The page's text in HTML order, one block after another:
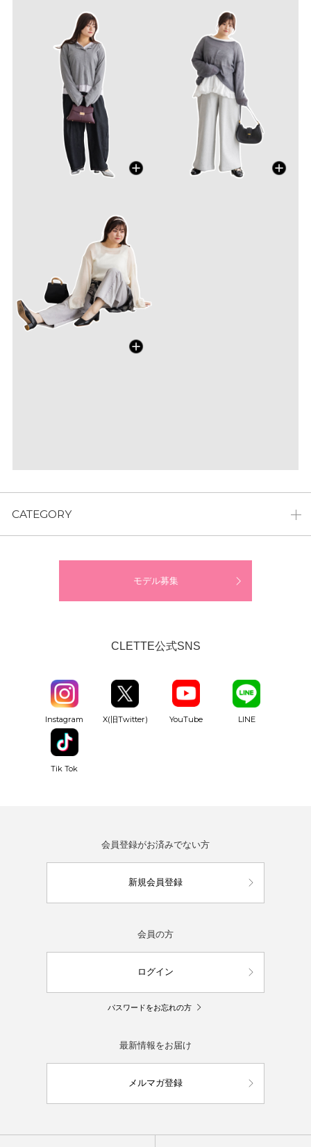
CATEGORY
モデル募集
CLETTE公式SNS
Instagram X(旧Twitter) YouTube LINE
Tik Tok
会員登録がお済みでない方
新規会員登録
会員の方
ログイン
パスワードをお忘れの方
最新情報をお届け
メルマガ登録